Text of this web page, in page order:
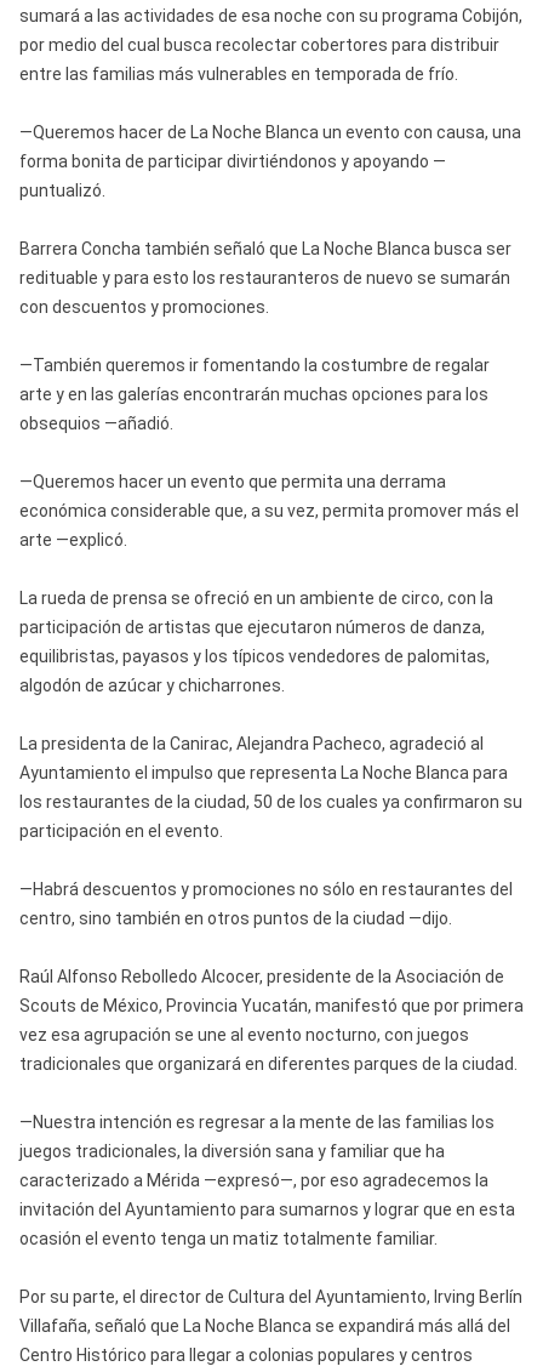
sumará a las actividades de esa noche con su programa Cobijón,
por medio del cual busca recolectar cobertores para distribuir
entre las familias más vulnerables en temporada de frío.
—Queremos hacer de La Noche Blanca un evento con causa, una
forma bonita de participar divirtiéndonos y apoyando —
puntualizó.
Barrera Concha también señaló que La Noche Blanca busca ser
redituable y para esto los restauranteros de nuevo se sumarán
con descuentos y promociones.
—También queremos ir fomentando la costumbre de regalar
arte y en las galerías encontrarán muchas opciones para los
obsequios —añadió.
—Queremos hacer un evento que permita una derrama
económica considerable que, a su vez, permita promover más el
arte —explicó.
La rueda de prensa se ofreció en un ambiente de circo, con la
participación de artistas que ejecutaron números de danza,
equilibristas, payasos y los típicos vendedores de palomitas,
algodón de azúcar y chicharrones.
La presidenta de la Canirac, Alejandra Pacheco, agradeció al
Ayuntamiento el impulso que representa La Noche Blanca para
los restaurantes de la ciudad, 50 de los cuales ya confirmaron su
participación en el evento.
—Habrá descuentos y promociones no sólo en restaurantes del
centro, sino también en otros puntos de la ciudad —dijo.
Raúl Alfonso Rebolledo Alcocer, presidente de la Asociación de
Scouts de México, Provincia Yucatán, manifestó que por primera
vez esa agrupación se une al evento nocturno, con juegos
tradicionales que organizará en diferentes parques de la ciudad.
—Nuestra intención es regresar a la mente de las familias los
juegos tradicionales, la diversión sana y familiar que ha
caracterizado a Mérida —expresó—, por eso agradecemos la
invitación del Ayuntamiento para sumarnos y lograr que en esta
ocasión el evento tenga un matiz totalmente familiar.
Por su parte, el director de Cultura del Ayuntamiento, Irving Berlín
Villafaña, señaló que La Noche Blanca se expandirá más allá del
Centro Histórico para llegar a colonias populares y centros